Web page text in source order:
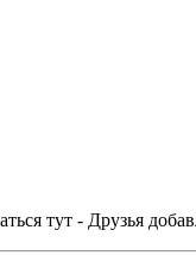
тут - Друзья